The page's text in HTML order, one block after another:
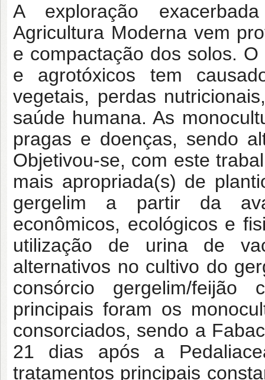
A exploração
Agricultura Moderna vem
e compactação dos solos.
e agrotóxicos tem
vegetais, perdas
saúde humana. As
pragas e doenças, sendo
Objetivou-se, com este
mais apropriada(s) de
gergelim a partir da
econômicos, ecológicos e
utilização de urina de
alternativos no cultivo do
consórcio gergelim/
principais foram os
consorciados, sendo a
21 dias após a
tratamentos principais